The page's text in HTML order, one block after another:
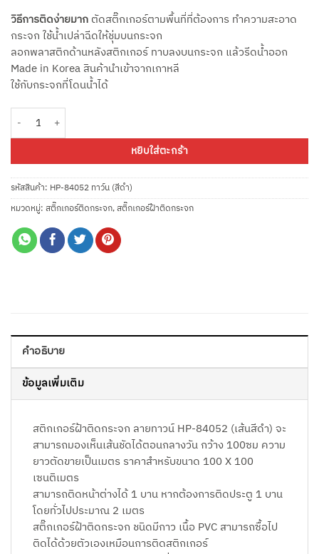
วิธีการติดง่ายมาก ตัดสติ๊กเกอร์ตามพื้นที่ที่ต้องการ ทำความสะอาด
กระจก ใช้น้ำเปล่าฉีดให้ชุ่มบนกระจก
ลอกพลาสติกด้านหลังสติกเกอร์ ทาบลงบนกระจก แล้วรีดน้ำออก
Made in Korea สินค้านำเข้าจากเกาหลี
ใช้กับกระจกที่โดนน้ำได้
หยิบใส่ตะกร้า
รหัสสินค้า: HP-84052 ทาว์น (สีดำ)
หมวดหมู่: สติ๊กเกอร์ติดกระจก,สติ๊กเกอร์ฝ้าติดกระจก
คำอธิบาย
ข้อมูลเพิ่มเติม
สติกเกอร์ฝ้าติดกระจก ลายทาวน์ HP-84052 (เส้นสีดำ) จะ
สามารถมองเห็นเส้นชัดได้ตอนกลางวัน กว้าง 100ซม ความ
ยาวตัดขายเป็นเมตร ราคาสำหรับขนาด 100 X 100
เซนติเมตร
สามารถติดหน้าต่างได้ 1 บาน หากต้องการติดประตู 1 บาน
โดยทั่วไปประมาณ 2 เมตร
สติ๊กเกอร์ฝ้าติดกระจก ชนิดมีกาว เนื้อ PVC สามารถซื้อไป
ติดได้ด้วยตัวเองเหมือนการติดสติกเกอร์